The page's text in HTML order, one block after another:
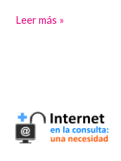
Leer más »